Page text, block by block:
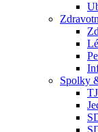
Spolky